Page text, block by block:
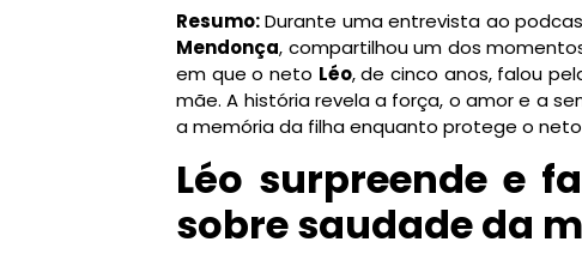
Resumo:Durante uma entrevista ao
Mendonça, compartilhou um dos
em que o neto Léo, de cinco anos, falou
mãe. A história revela a força, o amor e a
a memória da filha enquanto protege o
Léo surpreende e
sobre saudade da